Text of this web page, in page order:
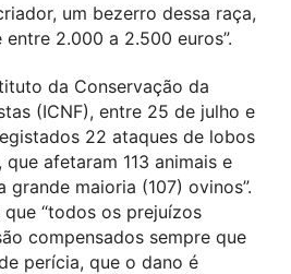
um bezerro dessa raça,
entre 2.000 a 2.500 euros”.
da Conservação da
(ICNF), entre 25 de julho e
22 ataques de lobos
afetaram 113 animais e
grande maioria (107) ovinos”.
“todos os prejuízos
compensados sempre que
perícia, que o dano é